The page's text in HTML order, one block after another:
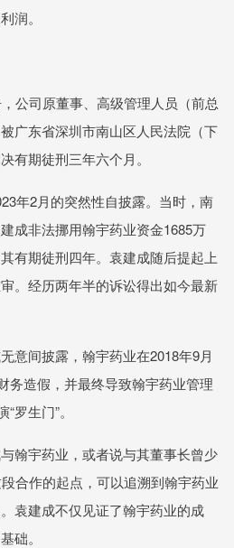
润。
司原董事、高级管理人员（前总
广东省深圳市南山区人民法院（下
有期徒刑三年六个月。
年2月的突然性自披露。当时，南
成非法挪用翰宇药业资金1685万
有期徒刑四年。袁建成随后提起上
。经历两年半的诉讼得出如今最新
间披露，翰宇药业在2018年9月
务造假，并最终导致翰宇药业管理
罗生门”。
宇药业，或者说与其董事长曾少
合作的起点，可以追溯到翰宇药业
袁建成不仅见证了翰宇药业的成
础。